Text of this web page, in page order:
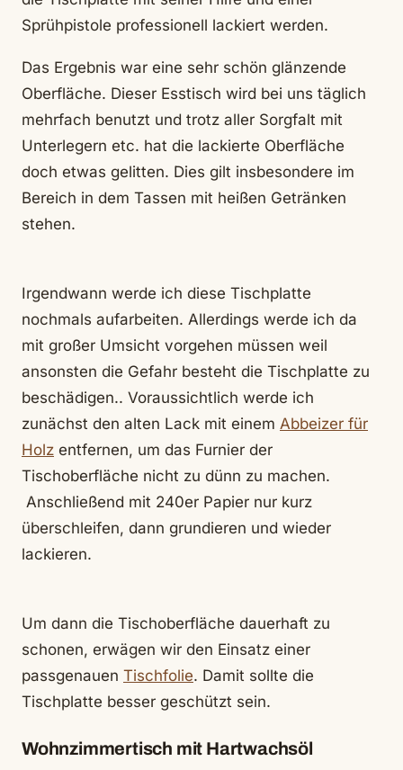
Sprühpistole professionell lackiert werden.
Das Ergebnis war eine sehr schön glänzende
Oberfläche. Dieser Esstisch wird bei uns täglich
mehrfach benutzt und trotz aller Sorgfalt mit
Unterlegern etc. hat die lackierte Oberfläche
doch etwas gelitten. Dies gilt insbesondere im
Bereich in dem Tassen mit heißen Getränken
stehen.
Irgendwann werde ich diese Tischplatte
nochmals aufarbeiten. Allerdings werde ich da
mit großer Umsicht vorgehen müssen weil
ansonsten die Gefahr besteht die Tischplatte zu
beschädigen.. Voraussichtlich werde ich
zunächst den alten Lack mit einem Abbeizer für
Holz entfernen, um das Furnier der
Tischoberfläche nicht zu dünn zu machen.
Anschließend mit 240er Papier nur kurz
überschleifen, dann grundieren und wieder
lackieren.
Um dann die Tischoberfläche dauerhaft zu
schonen, erwägen wir den Einsatz einer
passgenauen Tischfolie. Damit sollte die
Tischplatte besser geschützt sein.
Wohnzimmertisch mit Hartwachsöl